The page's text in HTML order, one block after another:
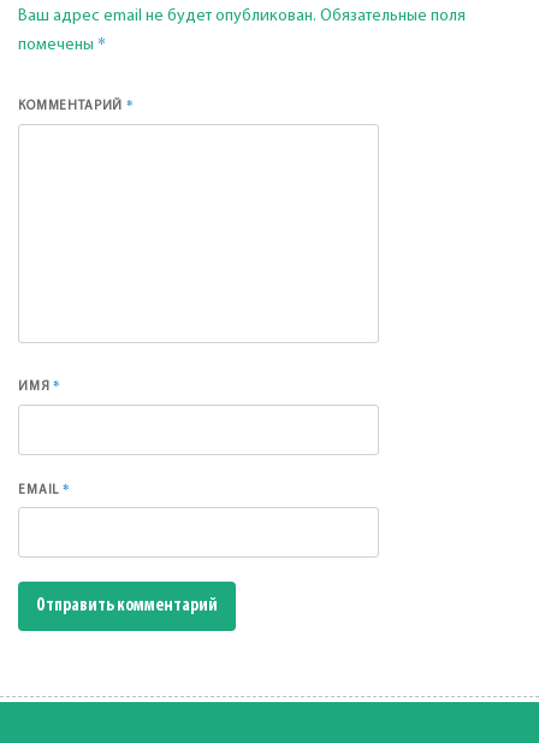
Ваш адрес email не будет опубликован. Обязательные поля
помечены *
КОММЕНТАРИЙ*
ИМЯ*
EMAIL*